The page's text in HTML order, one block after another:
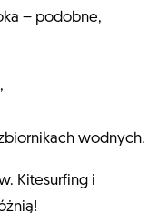
– podobne,
wodnych.
Kitesurfing i